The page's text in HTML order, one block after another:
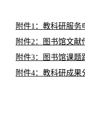
附件1：教科研服务
附件2：图书馆文献
附件3：图书馆课题
附件4：教科研成